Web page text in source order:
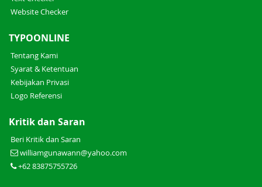
Website Checker
TYPOONLINE
Tentang Kami
Syarat & Ketentuan
Kebijakan Privasi
Logo Referensi
Kritik dan Saran
Beri Kritik dan Saran
williamgunawann@yahoo.com
+62 83875755726